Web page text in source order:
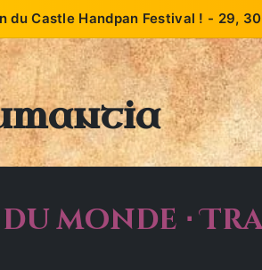
Castle Handpan Festival ! - 29,
2026 À propos Éditions
monde ⋅